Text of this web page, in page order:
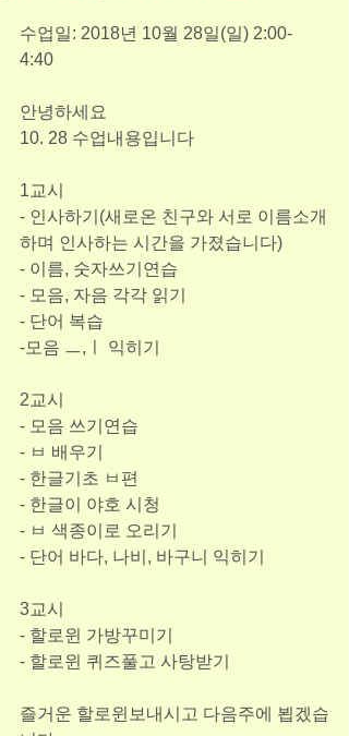
수업일: 2018년 10월 28일(일) 2:00-
4:40
안녕하세요
10. 28 수업내용입니다
1교시
- 인사하기(새로온 친구와 서로 이름소개
하며 인사하는 시간을 가졌습니다)
- 이름, 숫자쓰기연습
- 모음, 자음 각각 읽기
- 단어 복습
-모음 ㅡ,ㅣ 익히기
2교시
- 모음 쓰기연습
- ㅂ 배우기
- 한글기초 ㅂ편
- 한글이 야호 시청
- ㅂ 색종이로 오리기
- 단어 바다, 나비, 바구니 익히기
3교시
- 할로윈 가방꾸미기
- 할로윈 퀴즈풀고 사탕받기
즐거운 할로윈보내시고 다음주에 뵙겠습